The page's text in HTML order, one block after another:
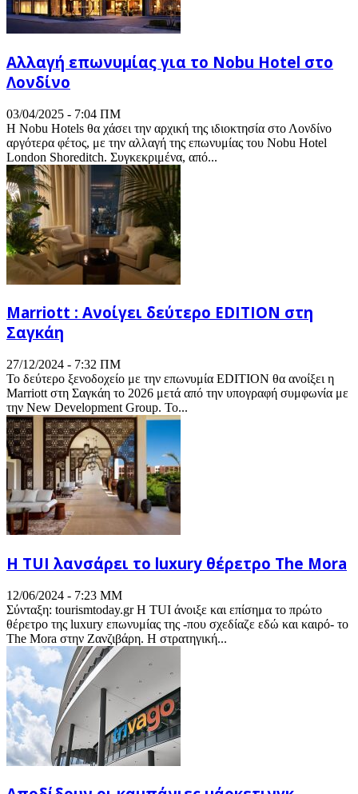
Αλλαγή επωνυμίας για το Nobu Hotel στο
Λονδίνο
03/04/2025 - 7:04 ΠΜ
Η Nobu Hotels θα χάσει την αρχική της ιδιοκτησία στο Λονδίνο
αργότερα φέτος, με την αλλαγή της επωνυμίας του Nobu Hotel
London Shoreditch. Συγκεκριμένα, από...
Marriott : Ανοίγει δεύτερο EDITION στη
Σαγκάη
27/12/2024 - 7:32 ΠΜ
Το δεύτερο ξενοδοχείο με την επωνυμία EDITION θα ανοίξει η
Marriott στη Σαγκάη το 2026 μετά από την υπογραφή συμφωνία με
την New Development Group. Το...
Η TUI λανσάρει το luxury θέρετρο The Mora
12/06/2024 - 7:23 ΜΜ
Σύνταξη: tourismtoday.gr Η TUI άνοιξε και επίσημα το πρώτο
θέρετρο της luxury επωνυμίας της -που σχεδίαζε εδώ και καιρό- το
The Mora στην Ζανζιβάρη. Η στρατηγική...